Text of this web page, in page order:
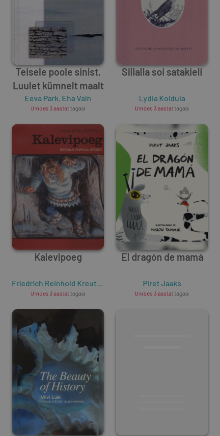
Teisele poole sinist.
Luulet kümnelt maalt
Eeva Park, Eha Vain
Umbes 3 aastattagasi
Sillalla soi satakieli
Lydia Koidula
Umbes 3 aastattagasi
Kalevipoeg
Friedrich Reinhold Kreutzwald
Umbes 3 aastattagasi
El dragón de mamá
Piret Jaaks
Umbes 3 aastattagasi